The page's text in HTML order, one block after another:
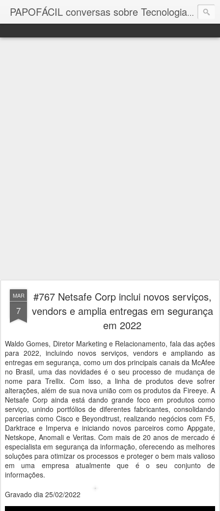
PAPOFÁCIL conversas sobre Tecnologiacom a
MAR
7
#767 Netsafe Corp inclui novos serviços,
vendors e amplia entregas em segurança
em 2022
Waldo Gomes, Diretor Marketing e Relacionamento, fala das ações
para 2022, incluindo novos serviços, vendors e ampliando as
entregas em segurança, como um dos principais canais da McAfee
no Brasil, uma das novidades é o seu processo de mudança de
nome para Trellix. Com isso, a linha de produtos deve sofrer
alterações, além de sua nova união com os produtos da Fireeye. A
Netsafe Corp ainda está dando grande foco em produtos como
serviço, unindo portfólios de diferentes fabricantes, consolidando
parcerias como Cisco e Beyondtrust, realizando negócios com F5,
Darktrace e Imperva e iniciando novos parceiros como Appgate,
Netskope, Anomali e Veritas. Com mais de 20 anos de mercado é
especialista em segurança da informação, oferecendo as melhores
soluções para otimizar os processos e proteger o bem mais valioso
em uma empresa atualmente que é o seu conjunto de
informações.
Gravado dia 25/02/2022